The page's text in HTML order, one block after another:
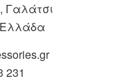
Γαλάτσι
Ελλάδα
231